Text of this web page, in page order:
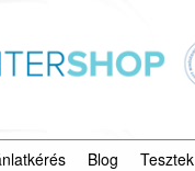
Blog Tesztek